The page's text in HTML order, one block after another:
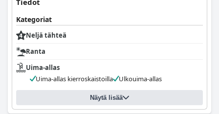
Tiedot
Kategoriat
Neljä tähteä
Ranta
Uima-allas
Uima-allas kierroskaistoilla
Ulkouima-allas
Näytä lisää